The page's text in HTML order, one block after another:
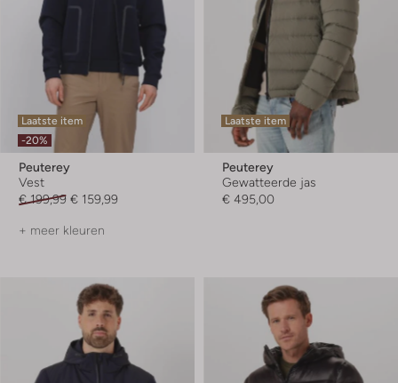
Laatste item
-20%
Peuterey
Vest
€ 199,99 € 159,99
+ meer kleuren
Laatste item
Peuterey
Gewatteerde jas
€ 495,00